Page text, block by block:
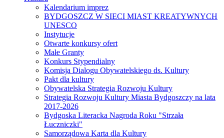
Kalendarium imprez
BYDGOSZCZ W SIECI MIAST KREATYWNYCH
UNESCO
Instytucje
Otwarte konkursy ofert
Małe Granty
Konkurs Stypendialny
Komisja Dialogu Obywatelskiego ds. Kultury
Pakt dla kultury
Obywatelska Strategia Rozwoju Kultury
Strategia Rozwoju Kultury Miasta Bydgoszczy na lata
2017-2026
Bydgoska Literacka Nagroda Roku "Strzała
Łuczniczki"
Samorządowa Karta dla Kultury